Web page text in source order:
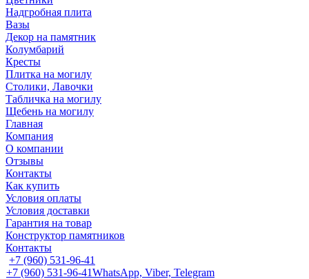
Надгробная плита
Вазы
Декор на памятник
Колумбарий
Кресты
Плитка на могилу
Столики, Лавочки
Табличка на могилу
Щебень на могилу
Главная
Компания
О компании
Отзывы
Контакты
Как купить
Условия оплаты
Условия доставки
Гарантия на товар
Конструктор памятников
Контакты
+7 (960) 531-96-41
+7 (960) 531-96-41WhatsApp, Viber, Telegram